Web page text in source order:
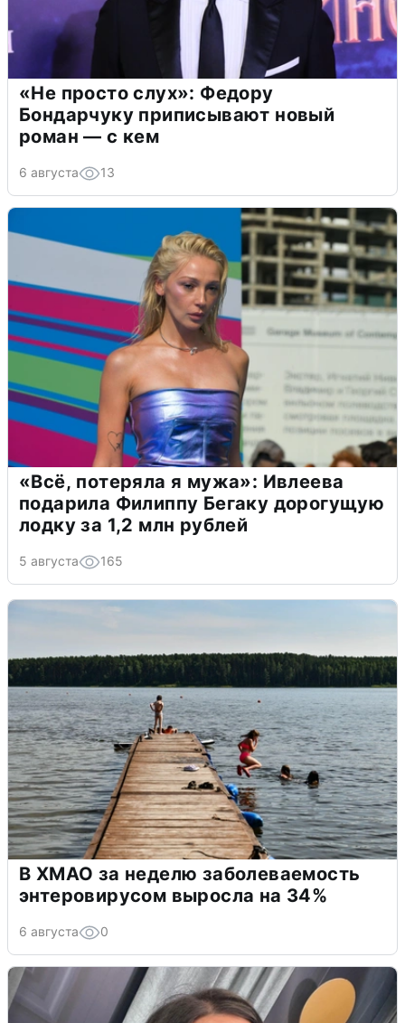
«Не просто слух»: Федору
Бондарчуку приписывают новый
роман — с кем
6 августа 13
«Всё, потеряла я мужа»: Ивлеева
подарила Филиппу Бегаку дорогущую
лодку за 1,2 млн рублей
5 августа 165
В ХМАО за неделю заболеваемость
энтеровирусом выросла на 34%
6 августа 0